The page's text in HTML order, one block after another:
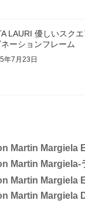
LAURI 優しいスク
ーションフレーム
年7月23日
Martin Margiela
Martin
Martin Margiela
Martin Margiela